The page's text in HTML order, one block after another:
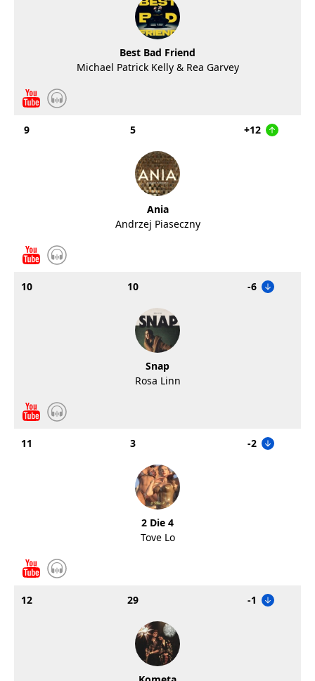
Best Bad Friend
Michael Patrick Kelly & Rea Garvey
9 5 +12
Ania
Andrzej Piaseczny
10 10 -6
Snap
Rosa Linn
11 3 -2
2 Die 4
Tove Lo
12 29 -1